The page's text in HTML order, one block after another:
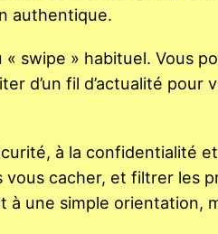
authentique.
swipe » habituel. Vous
d’un fil d’actualité pour
à la confidentialité
cacher, et filtrer les
à une simple orientation,